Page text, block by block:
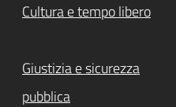
Cultura e tempo libero
Giustizia e sicurezza
pubblica